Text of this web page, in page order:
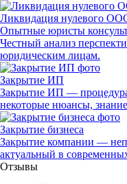
Ликвидация нулевого
Опытные юристы
Честный анализ
юридическим лицам.
Закрытие ИП
Закрытие ИП — процедура
некоторые нюансы,
Закрытие бизнеса
Закрытие компании —
актуальный в
Отзывы